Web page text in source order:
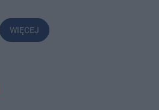
WIĘCEJ